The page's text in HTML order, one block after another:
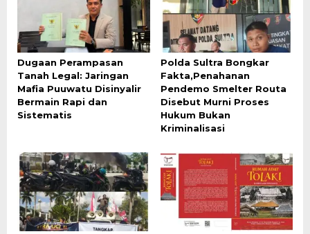
Dugaan Perampasan
Tanah Legal: Jaringan
Mafia Puuwatu Disinyalir
Bermain Rapi dan
Sistematis
Polda Sultra Bongkar
Fakta,Penahanan
Pendemo Smelter Routa
Disebut Murni Proses
Hukum Bukan
Kriminalisasi